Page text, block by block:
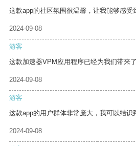
这款app的社区氛围很温馨，让我能够感受
2024-09-08
游客
这款加速器VPM应用程序已经为我们带来
2024-09-08
游客
这款app的用户群体非常庞大，我可以结识
2024-09-08